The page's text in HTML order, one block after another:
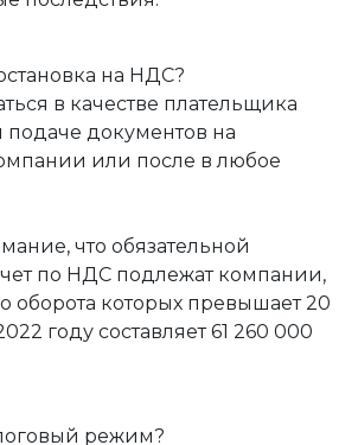
на НДС?
в качестве плательщика
документов на
или после в любое
что обязательной
по НДС подлежат компании,
оборота которых превышает 20
году составляет 61 260 000
режим?